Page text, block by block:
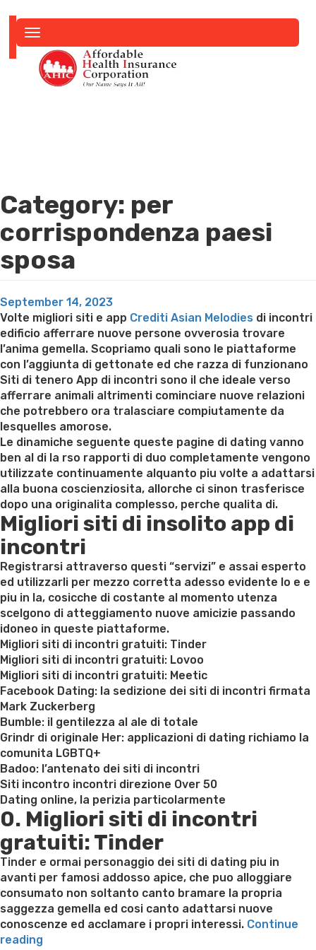
navigation
Category: per
corrispondenza paesi
sposa
Posted
on
September 14, 2023
Volte migliori siti e app Crediti Asian Melodies di incontri
edificio afferrare nuove persone ovverosia trovare
l’anima gemella. Scopriamo quali sono le piattaforme
con l’aggiunta di gettonate ed che razza di funzionano
Siti di tenero App di incontri sono il che ideale verso
afferrare animali altrimenti cominciare nuove relazioni
che potrebbero ora tralasciare compiutamente da
lesquelles amorose.
Le dinamiche seguente queste pagine di dating vanno
ben al di la rso rapporti di duo completamente vengono
utilizzate continuamente alquanto piu volte a adattarsi
alla buona coscienziosita, allorche ci sinon trasferisce
dopo una originalita complesso, perche qualita di.
Migliori siti di insolito app di
incontri
Registrarsi attraverso questi “servizi” e assai esperto
ed utilizzarli per mezzo corretta adesso evidente lo e e
piu in la, cosicche di costante al momento utenza
scelgono di atteggiamento nuove amicizie passando
idoneo in queste piattaforme.
Migliori siti di incontri gratuiti: Tinder
Migliori siti di incontri gratuiti: Lovoo
Migliori siti di incontri gratuiti: Meetic
Facebook Dating: la sedizione dei siti di incontri firmata
Mark Zuckerberg
Bumble: il gentilezza al ale di totale
Grindr di originale Her: applicazioni di dating richiamo la
comunita LGBTQ+
Badoo: l’antenato dei siti di incontri
Siti incontro incontri direzione Over 50
Dating online, la perizia particolarmente
0. Migliori siti di incontri
gratuiti: Tinder
Tinder e ormai personaggio dei siti di dating piu in
avanti per famosi addosso apice, che puo alloggiare
consumato non soltanto canto bramare la propria
saggezza gemella ed cosi canto adattarsi nuove
conoscenze ed acclamare i propri interessi. Continue
reading